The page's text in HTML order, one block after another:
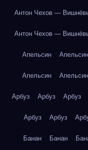
Антон Чехов —
Антон Чехов —
Апельсин Апельсин
Апельсин Апельсин
Арбуз Арбуз Арбуз
Арбуз Арбуз
Банан Банан